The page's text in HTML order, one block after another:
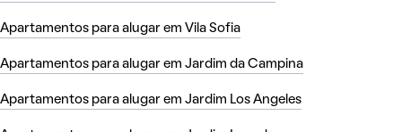
Apartamentos para alugar em Vila Sofia
Apartamentos para alugar em Jardim da Campina
Apartamentos para alugar em Jardim Los Angeles